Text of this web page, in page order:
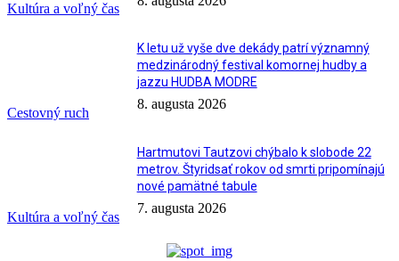
Kultúra a voľný čas
Cestovný ruch
K letu už vyše dve dekády patrí významný
medzinárodný festival komornej hudby a
jazzu HUDBA MODRE
8. augusta 2026
Kultúra a voľný čas
Hartmutovi Tautzovi chýbalo k slobode 22
metrov. Štyridsať rokov od smrti pripomínajú
nové pamätné tabule
7. augusta 2026